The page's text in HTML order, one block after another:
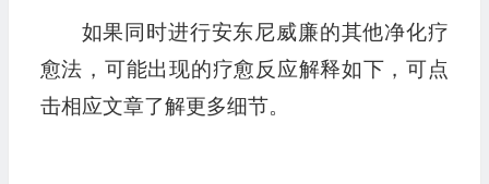
如果同时进行安东尼威廉的其他净化疗
愈法，可能出现的疗愈反应解释如下，可点
击相应文章了解更多细节。